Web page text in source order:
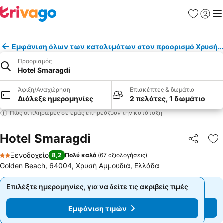
Εμφάνιση όλων των καταλυμάτων στον προορισμό Χρυσή
Προορισμός
Hotel Smaragdi
Άφιξη/Αναχώρηση
Διάλεξε ημερομηνίες
Επισκέπτες & δωμάτια
2 πελάτες, 1 δωμάτιο
Πώς οι πληρωμές σε εμάς επηρεάζουν την κατάταξη
Hotel Smaragdi
2 Αστέρια
Ξενοδοχείο 8,2 Πολύ καλό (67 αξιολογήσεις)
Golden Beach, 64004, Χρυσή Αμμουδιά, Ελλάδα
Επιλέξτε ημερομηνίες, για να δείτε τις ακριβείς τιμές
Εμφάνιση τιμών
Επιλέξτε ημερομηνίες, για να δείτε τις ακριβείς τιμές
Εμφάνιση τιμών